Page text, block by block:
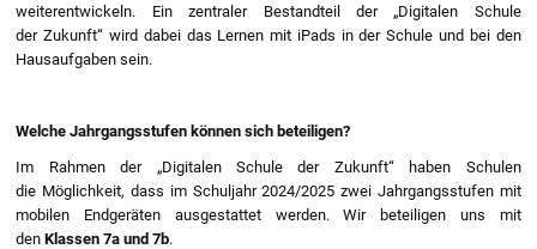
weiterentwickeln. Ein zentraler Bestandteil der „Digitalen Schule
der Zukunft“ wird dabei das Lernen mit iPads in der Schule und bei den
Hausaufgaben sein.
Welche Jahrgangsstufen können sich beteiligen?
Im Rahmen der „Digitalen Schule der Zukunft“ haben Schulen
die Möglichkeit, dass im Schuljahr 2024/2025 zwei Jahrgangsstufen mit
mobilen Endgeräten ausgestattet werden. Wir beteiligen uns mit
denKlassen 7a und 7b.